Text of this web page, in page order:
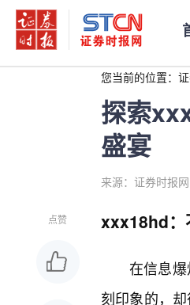
您当前的位置：
探索
盛宴
来源：证券时报网
点赞 xxx18hd：
在信息
刻印象的，